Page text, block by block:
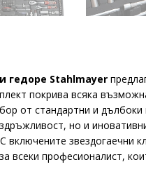
гедоре Stahlmayer
покрива всяка
от стандартни и
но и
включените
всеки професионалист,